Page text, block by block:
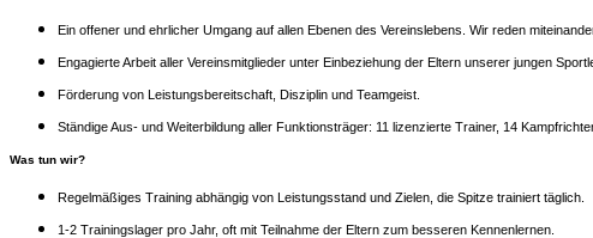
Ein offener und ehrlicher Umgang auf allen Ebenen des Vereinslebens. Wir reden
Engagierte Arbeit aller Vereinsmitglieder unter Einbeziehung der Eltern unserer jungen
Förderung von Leistungsbereitschaft, Disziplin und Teamgeist.
Ständige Aus- und Weiterbildung aller Funktionsträger: 11 lizenzierte Trainer, 14
Was tun wir?
Regelmäßiges Training abhängig von Leistungsstand und Zielen, die Spitze trainiert täglich.
1-2 Trainingslager pro Jahr, oft mit Teilnahme der Eltern zum besseren Kennenlernen.